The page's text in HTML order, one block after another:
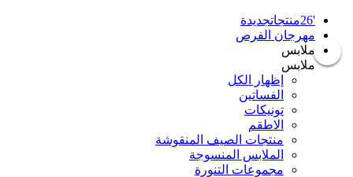
'26منتجاتجديدة
مهرجان الفرص
ملابس
ملابس
إظهار الكل
الفساتين
تونيكات
الاطقم
منتجات الصيف المنقوشة
الملابس المنسوجة
مجموعات التنورة